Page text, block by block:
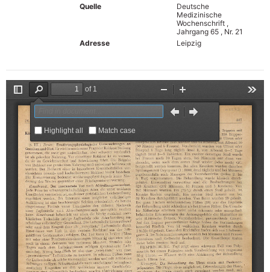
Quelle
Deutsche
Medizinische
Wochenschrift ,
Jahrgang 65 , Nr. 21
Adresse
Leipzig